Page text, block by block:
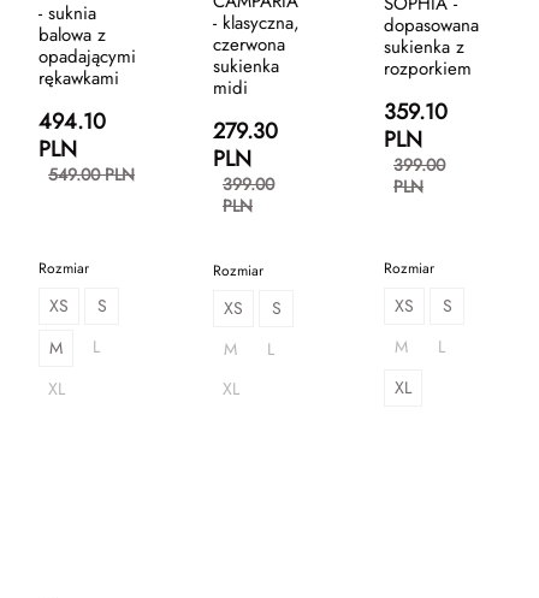
- suknia
balowa z
opadającymi
rękawkami
494.10
PLN
549.00 PLN
Rozmiar
XS
S
M
L
XL
- klasyczna,
czerwona
sukienka
midi
279.30
PLN
399.00
PLN
Rozmiar
XS
S
M
L
XL
dopasowana
sukienka z
rozporkiem
359.10
PLN
399.00
PLN
Rozmiar
XS
S
M
L
XL